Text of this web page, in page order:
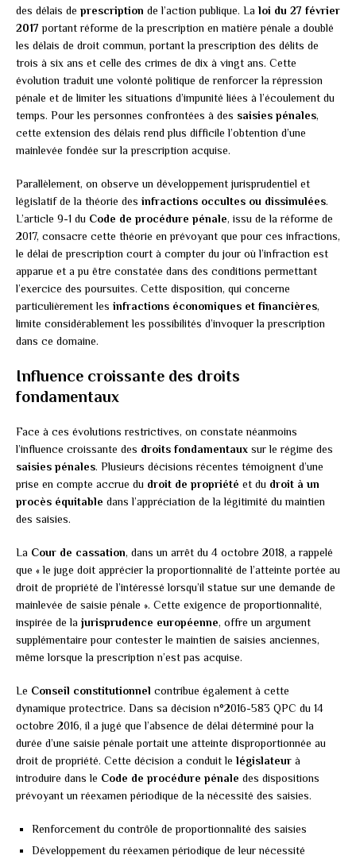
des délais de prescription de l’action publique. La loi du 27 février
2017 portant réforme de la prescription en matière pénale a doublé
les délais de droit commun, portant la prescription des délits de
trois à six ans et celle des crimes de dix à vingt ans. Cette
évolution traduit une volonté politique de renforcer la répression
pénale et de limiter les situations d’impunité liées à l’écoulement du
temps. Pour les personnes confrontées à des saisies pénales,
cette extension des délais rend plus difficile l’obtention d’une
mainlevée fondée sur la prescription acquise.
Parallèlement, on observe un développement jurisprudentiel et
législatif de la théorie des infractions occultes ou dissimulées.
L’article 9-1 du Code de procédure pénale, issu de la réforme de
2017, consacre cette théorie en prévoyant que pour ces infractions,
le délai de prescription court à compter du jour où l’infraction est
apparue et a pu être constatée dans des conditions permettant
l’exercice des poursuites. Cette disposition, qui concerne
particulièrement les infractions économiques et financières,
limite considérablement les possibilités d’invoquer la prescription
dans ce domaine.
Influence croissante des droits
fondamentaux
Face à ces évolutions restrictives, on constate néanmoins
l’influence croissante des droits fondamentaux sur le régime des
saisies pénales. Plusieurs décisions récentes témoignent d’une
prise en compte accrue du droit de propriété et du droit à un
procès équitable dans l’appréciation de la légitimité du maintien
des saisies.
La Cour de cassation, dans un arrêt du 4 octobre 2018, a rappelé
que « le juge doit apprécier la proportionnalité de l’atteinte portée au
droit de propriété de l’intéressé lorsqu’il statue sur une demande de
mainlevée de saisie pénale ». Cette exigence de proportionnalité,
inspirée de la jurisprudence européenne, offre un argument
supplémentaire pour contester le maintien de saisies anciennes,
même lorsque la prescription n’est pas acquise.
Le Conseil constitutionnel contribue également à cette
dynamique protectrice. Dans sa décision n°2016-583 QPC du 14
octobre 2016, il a jugé que l’absence de délai déterminé pour la
durée d’une saisie pénale portait une atteinte disproportionnée au
droit de propriété. Cette décision a conduit le législateur à
introduire dans le Code de procédure pénale des dispositions
prévoyant un réexamen périodique de la nécessité des saisies.
Renforcement du contrôle de proportionnalité des saisies
Développement du réexamen périodique de leur nécessité